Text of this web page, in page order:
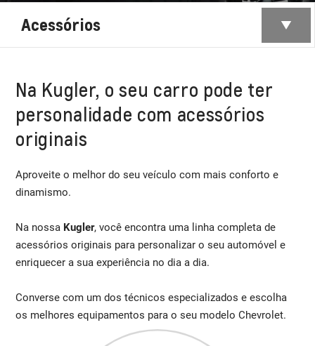
Acessórios
Na Kugler, o seu carro pode ter
personalidade com acessórios
originais
Aproveite o melhor do seu veículo com mais conforto e
dinamismo.
Na nossa Kugler, você encontra uma linha completa de
acessórios originais para personalizar o seu automóvel e
enriquecer a sua experiência no dia a dia.
Converse com um dos técnicos especializados e escolha
os melhores equipamentos para o seu modelo Chevrolet.